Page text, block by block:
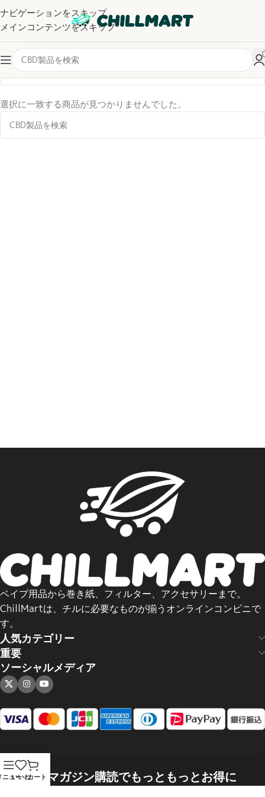
ナビゲーションをスキップ
メインコンテンツをスキップ
カテゴリー
選択に一致する商品が見つかりませんでした。
ベイプ用品から巻き紙、フィルター、アクセサリーまで。
ChillMartは、チルに必要なものが揃うオンラインコンビニで
す。
人気カテゴリー
重要
ソーシャルメディア
メールマガジン購読でもっともっとお得に
ニューいいねカート